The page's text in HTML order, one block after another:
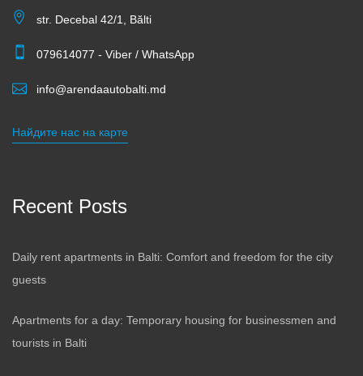
str. Decebal 42/1, Bălti
079614077 - Viber / WhatsApp
info@arendaautobalti.md
Найдите нас на карте
Recent Posts
Daily rent apartments in Balti: Comfort and freedom for the city
guests
Apartments for a day: Temporary housing for businessmen and
tourists in Balti